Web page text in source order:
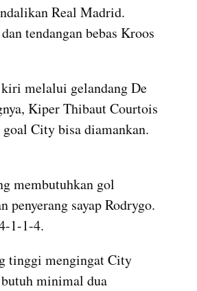
Real Madrid.
tendangan bebas Kroos
melalui gelandang De
Kiper Thibaut Courtois
City bisa diamankan.
membutuhkan gol
sayap Rodrygo.
1-1-4.
tinggi mengingat City
minimal dua